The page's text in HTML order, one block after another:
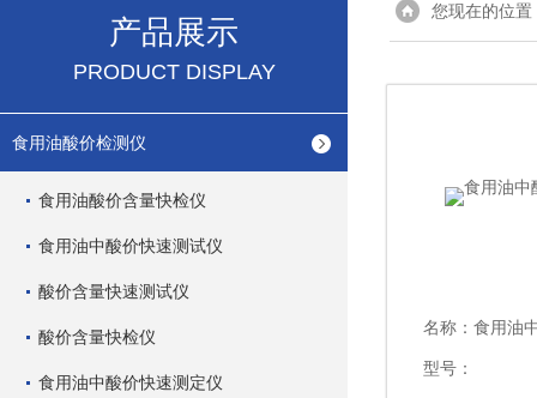
产品展示
PRODUCT DISPLAY
食用油酸价检测仪
食用油酸价含量快检仪
食用油中酸价快速测试仪
酸价含量快速测试仪
酸价含量快检仪
食用油中酸价快速测定仪
您现在的位置
名称： 食用油
型号：